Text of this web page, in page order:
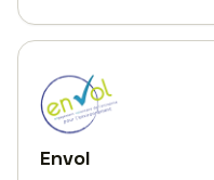
Envol